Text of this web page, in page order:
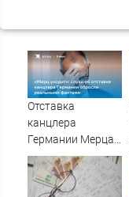
Отставка
канцлера
Германии Мерца:
последние
новости на 7
августа 2026 и